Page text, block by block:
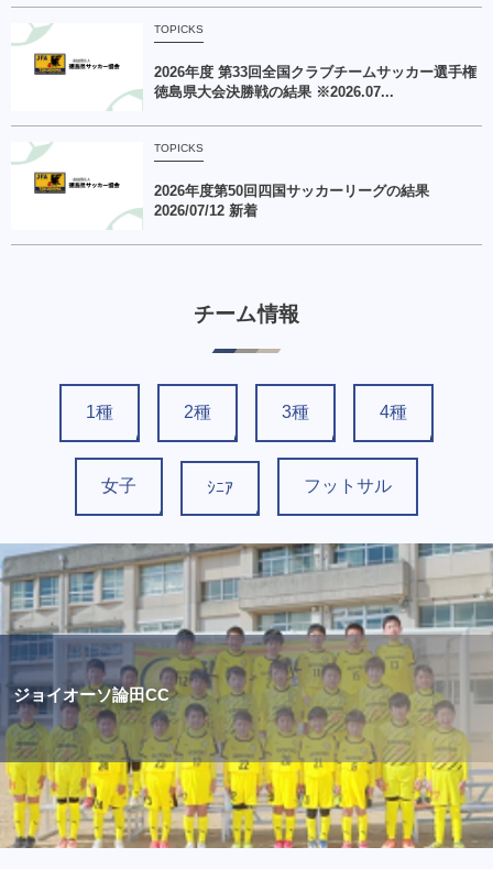
TOPICKS
2026年度 第33回全国クラブチームサッカー選手権
徳島県大会決勝戦の結果 ※2026.07...
TOPICKS
2026年度第50回四国サッカーリーグの結果
2026/07/12 新着
チーム情報
1種 2種 3種 4種
女子 ｼﾆｱ フットサル
ジョイオーソ論田CC